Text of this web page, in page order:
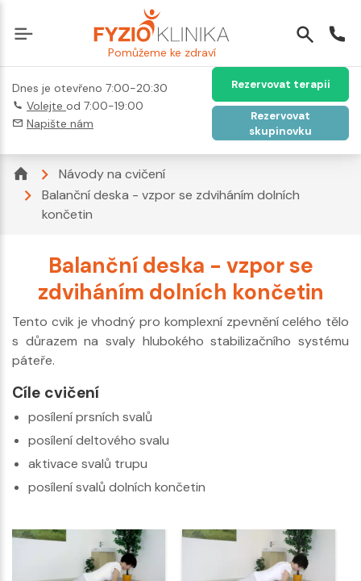
Pomůžeme ke zdraví
Dnes je otevřeno 7:00-20:30
Volejte od 7:00-19:00
Napište nám
Rezervovat terapii
Rezervovat
skupinovku
Návody na cvičení
Balanční deska - vzpor se zdviháním dolních
končetin
Balanční deska - vzpor se
zdviháním dolních končetin
Tento cvik je vhodný pro komplexní zpevnění celého tělo
s důrazem na svaly hlubokého stabilizačního systému
páteře.
Cíle cvičení
posílení prsních svalů
posílení deltového svalu
aktivace svalů trupu
posílení svalů dolních končetin